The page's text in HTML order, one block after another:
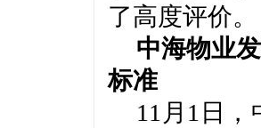
了高度评价。
中海物业
标准
11月1日